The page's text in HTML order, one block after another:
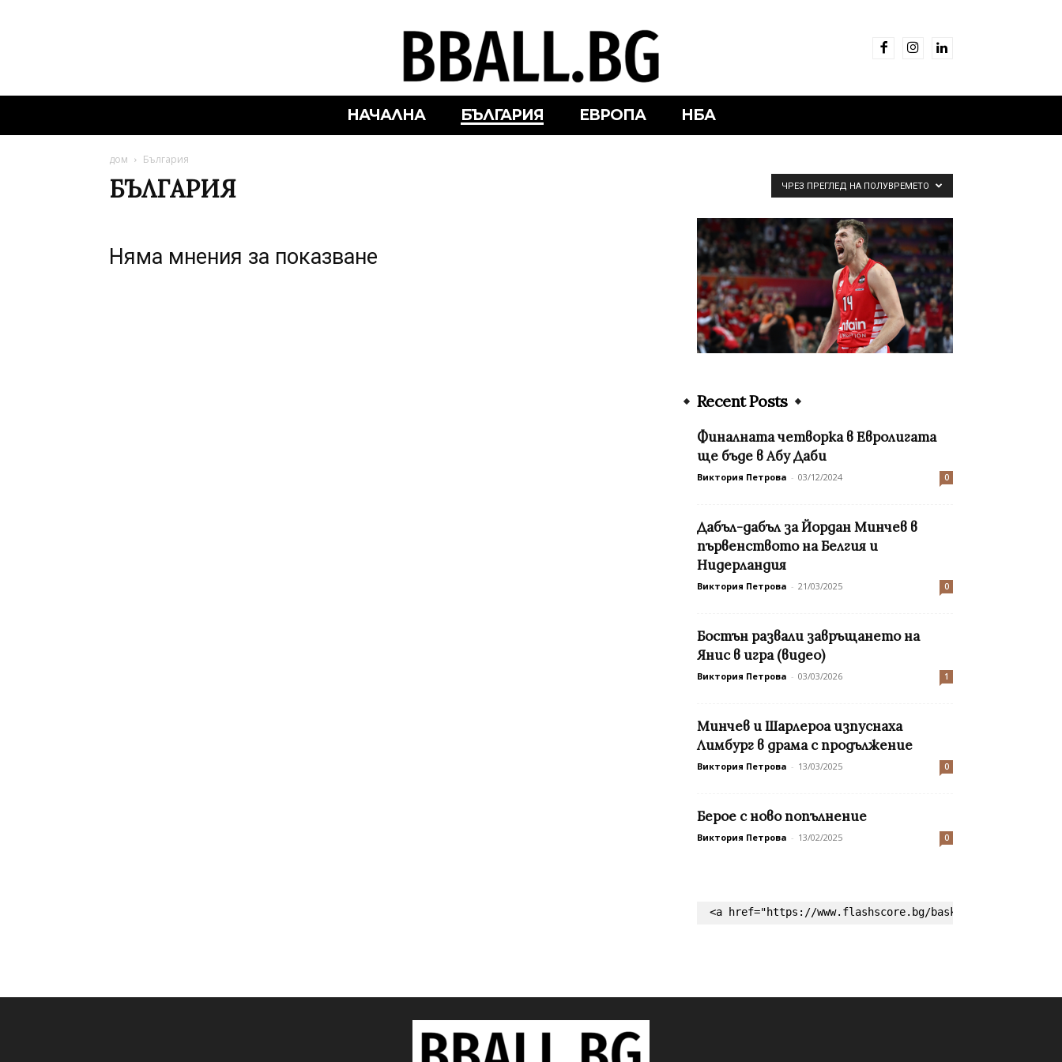
НАЧАЛНА БЪЛГАРИЯ ЕВРОПА НБА
дом България
БЪЛГАРИЯ ЧРЕЗ ПРЕГЛЕД НА ПОЛУВРЕМЕТО
Няма мнения за показване
Recent Posts
Финалната четворка в Евролигата
ще бъде в Абу Даби
Виктория Петрова - 03/12/2024 0
Дабъл-дабъл за Йордан Минчев в
първенството на Белгия и
Нидерландия
Виктория Петрова - 21/03/2025 0
Бостън развали завръщането на
Янис в игра (видео)
Виктория Петрова - 03/03/2026 1
Минчев и Шарлероа изпуснаха
Лимбург в драма с продължение
Виктория Петрова - 13/03/2025 0
Берое с ново попълнение
Виктория Петрова - 13/02/2025 0
<a href="https://www.flashscore.bg/basketball/"